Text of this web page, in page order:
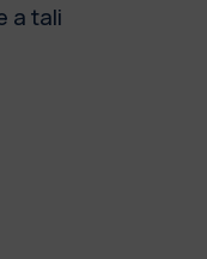
a tali